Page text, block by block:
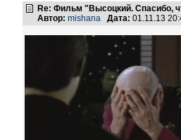
Re: Фильм "Высоцкий. Спасибо,
Автор: mishana Дата: 01.11.13